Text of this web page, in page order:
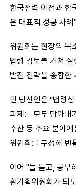
한국전력 이전과 한
은 대표적 성공 사
위원회는 현장의 목
법령 검토를 거쳐 실
발전 전략을 종합한
민 당선인은 "법령
과제를 모두 담아내
수산 등 주요 분야
위원회를 구성해 빈
이어 "늘 듣고, 공부
환기획위원회가 되